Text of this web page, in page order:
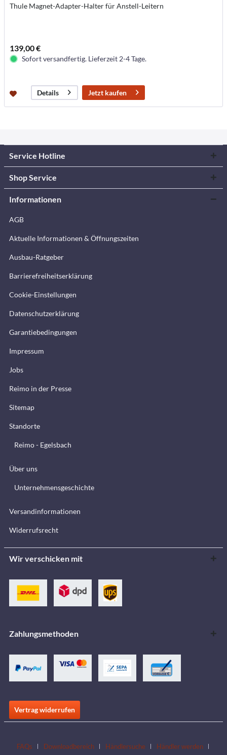
Thule Magnet-Adapter-Halter für Anstell-Leitern
139,00 €
Sofort versandfertig. Lieferzeit 2-4 Tage.
Details Jetzt kaufen
Service Hotline
Shop Service
Informationen
AGB
Aktuelle Informationen & Öffnungszeiten
Ausbau-Ratgeber
Barrierefreiheitserklärung
Cookie-Einstellungen
Datenschutzerklärung
Garantiebedingungen
Impressum
Jobs
Reimo in der Presse
Sitemap
Standorte
Reimo - Egelsbach
Über uns
Unternehmensgeschichte
Versandinformationen
Widerrufsrecht
Wir verschicken mit
Zahlungsmethoden
Vertrag widerrufen
FAQs Downloadbereich Händlersuche Händler werden